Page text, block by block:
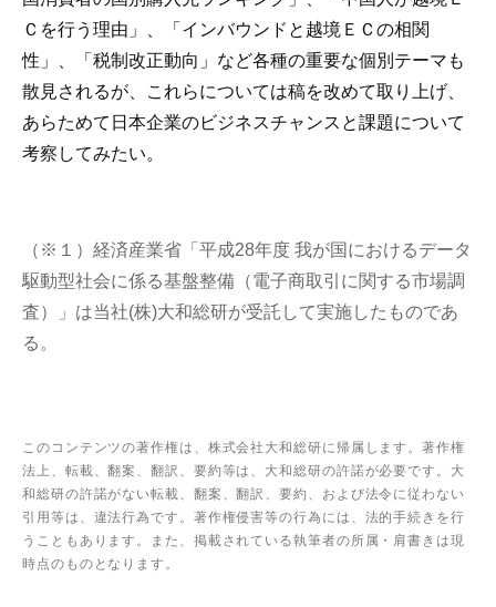
Ｃを行う理由」、「インバウンドと越境ＥＣの相関
性」、「税制改正動向」など各種の重要な個別テーマも
散見されるが、これらについては稿を改めて取り上げ、
あらためて日本企業のビジネスチャンスと課題について
考察してみたい。
（※１）経済産業省「平成28年度 我が国におけるデータ
駆動型社会に係る基盤整備（電子商取引に関する市場調
査）」は当社(株)大和総研が受託して実施したものであ
る。
このコンテンツの著作権は、株式会社大和総研に帰属します。著作権
法上、転載、翻案、翻訳、要約等は、大和総研の許諾が必要です。大
和総研の許諾がない転載、翻案、翻訳、要約、および法令に従わない
引用等は、違法行為です。著作権侵害等の行為には、法的手続きを行
うこともあります。また、掲載されている執筆者の所属・肩書きは現
時点のものとなります。